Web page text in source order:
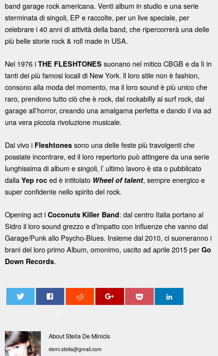
band garage rock americana. Venti album in studio e una serie
sterminata di singoli, EP e raccolte, per un live speciale, per
celebrare i 40 anni di attività della band, che ripercorrerà una delle
più belle storie rock & roll made in USA.
Nel 1976 i THE FLESHTONES suonano nel mitico CBGB e da lì in
tanti dei più famosi locali di New York. ll loro stile non è fashion,
consono alla moda del momento, ma il loro sound è più unico che
raro, prendono tutto ciò che è rock, dal rockabilly al surf rock, dal
garage all’horror, creando una amalgama perfetta e dando il via ad
una vera piccola rivoluzione musicale.
Dal vivo i Fleshtones sono una delle feste più travolgenti che
possiate incontrare, ed il loro repertorio può attingere da una serie
lunghissima di album e singoli, l’ ultimo lavoro è sta o pubblicato
dalla Yep roc ed è intitolato Wheel of talent, sempre energico e
super confidente nello spirito del rock.
Opening act i Coconuts Killer Band: dal centro Italia portano al
Sidro il loro sound grezzo e d’impatto con influenze che vanno dal
Garage/Punk allo Psycho-Blues. Insieme dal 2010, ci suoneranno i
brani del loro primo Album, omonimo, uscito ad aprile 2015 per Go
Down Records.
About Stella De Minicis
demi.stella@gmail.com